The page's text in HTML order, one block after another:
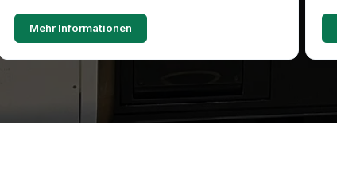
Mehr Informationen